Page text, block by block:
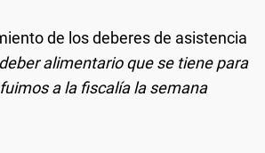
de los deberes de asistencia
alimentario que se tiene para
a la fiscalía la semana